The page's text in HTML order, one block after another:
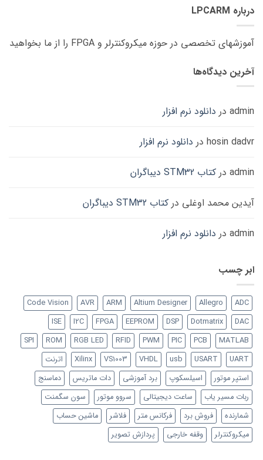
درباره LPCARM
آموزشهای تخصصی در حوزه میکروکنترلر و FPGA را از ما بخواهید
آخرین دیدگاه‌ها
admin در دانلود نرم افزار
hosin dadvr در دانلود نرم افزار
admin در کتاب STM32 دیباگران
آیدین محمد اوغلی در کتاب STM32 دیباگران
admin در دانلود نرم افزار
ابر چسب
ADC
Allegro
Altium Designer
ARM
AVR
Code Vision
DAC
Dotmatrix
DSP
EEPROM
FPGA
I2C
ISE
MATLAB
PCB
PIC
PWM
RFID
RGB LED
ROM
SPI
UART
USART
usb
VHDL
VS1003
Xilinx
اترنت
استپر موتور
اسیلسکوپ برد آموزشی دات ماتریس
دماسنج
ربات مسیر یاب
ساعت دیجیتالی سروو موتور
سون سگمنت
شمارنده
فروش برد فرکانس متر فلاشر
ماشین حساب
میکروکنترلر
وقفه خارجی پردازش تصویر